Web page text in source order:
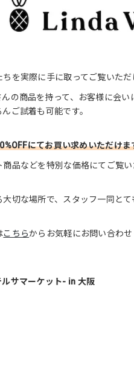
を実際に手に取ってご覧いただ
の商品を持って、お客様に会い
ご試着も可能です。
にてお買い求めいただけま
品などを特別な価格にてご覧い
切な場所で、スタッフ一同と
こちらからお気軽にお問い合わ
サマーケット- in 大阪